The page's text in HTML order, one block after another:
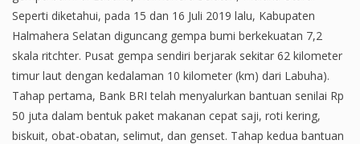
Seperti diketahui, pada 15 dan 16 Juli 2019 lalu, Kabupaten
Halmahera Selatan diguncang gempa bumi berkekuatan 7,2
skala ritchter. Pusat gempa sendiri berjarak sekitar 62 kilometer
timur laut dengan kedalaman 10 kilometer (km) dari Labuha).
Tahap pertama, Bank BRI telah menyalurkan bantuan senilai Rp
50 juta dalam bentuk paket makanan cepat saji, roti kering,
biskuit, obat-obatan, selimut, dan genset. Tahap kedua bantuan